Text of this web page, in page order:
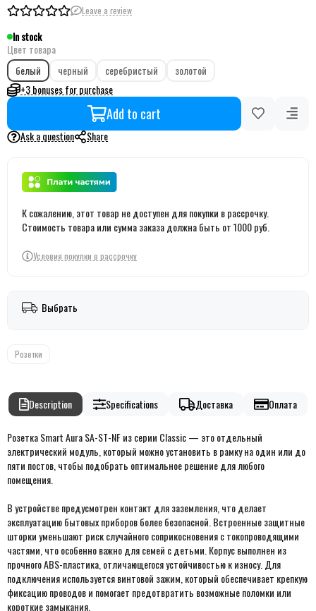
Leave a review
In stock
Цвет товара
белый
черный серебристый
золотой
+3 bonuses for purchase
Add to cart
Ask a question Share
К сожалению, этот товар не доступен для покупки в рассрочку.
Стоимость товара или сумма заказа должна быть от 1000 руб.
Условия покупки в рассрочку
Выбрать
Розетки
Description Specifications Доставка Оплата
Розетка Smart Aura SA-ST-NF из серии Classic — это отдельный
электрический модуль, который можно установить в рамку на один или до
пяти постов, чтобы подобрать оптимальное решение для любого
помещения.
В устройстве предусмотрен контакт для заземления, что делает
эксплуатацию бытовых приборов более безопасной. Встроенные защитные
шторки уменьшают риск случайного соприкосновения с токопроводящими
частями, что особенно важно для семей с детьми. Корпус выполнен из
прочного ABS-пластика, отличающегося устойчивостью к износу. Для
подключения используется винтовой зажим, который обеспечивает крепкую
фиксацию проводов и помогает предотвратить возможные поломки или
короткие замыкания.